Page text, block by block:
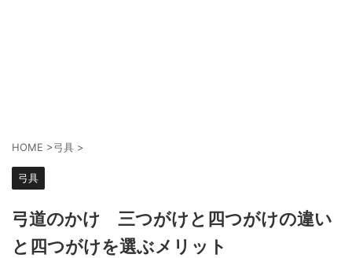
HOME >弓具 >
弓具
弓道のかけ 三つがけと四つがけの違い
と四つがけを選ぶメリット